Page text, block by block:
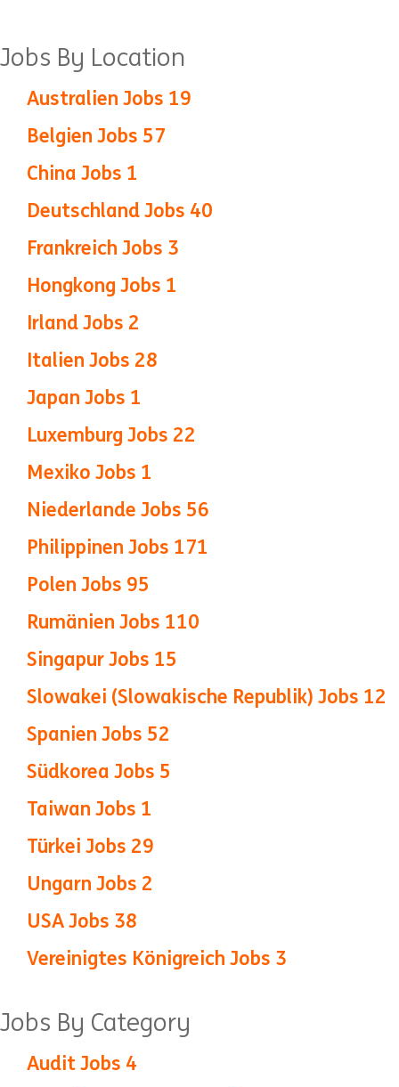
Jobs By Location
Australien Jobs 19
Belgien Jobs 57
China Jobs 1
Deutschland Jobs 40
Frankreich Jobs 3
Hongkong Jobs 1
Irland Jobs 2
Italien Jobs 28
Japan Jobs 1
Luxemburg Jobs 22
Mexiko Jobs 1
Niederlande Jobs 56
Philippinen Jobs 171
Polen Jobs 95
Rumänien Jobs 110
Singapur Jobs 15
Slowakei (Slowakische Republik) Jobs 12
Spanien Jobs 52
Südkorea Jobs 5
Taiwan Jobs 1
Türkei Jobs 29
Ungarn Jobs 2
USA Jobs 38
Vereinigtes Königreich Jobs 3
Jobs By Category
Audit Jobs 4